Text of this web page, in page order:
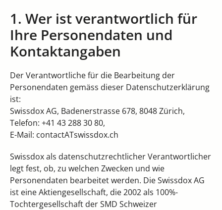
1. Wer ist verantwortlich für
Ihre Personendaten und
Kontaktangaben
Der Verantwortliche für die Bearbeitung der
Personendaten gemäss dieser Datenschutzerklärung
ist:
Swissdox AG, Badenerstrasse 678, 8048 Zürich,
Telefon: +41 43 288 30 80,
E-Mail: contactATswissdox.ch
Swissdox als datenschutzrechtlicher Verantwortlicher
legt fest, ob, zu welchen Zwecken und wie
Personendaten bearbeitet werden. Die Swissdox AG
ist eine Aktiengesellschaft, die 2002 als 100%-
Tochtergesellschaft der SMD Schweizer